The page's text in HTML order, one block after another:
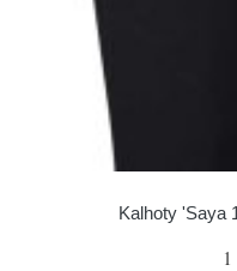
Kalhoty 'Saya